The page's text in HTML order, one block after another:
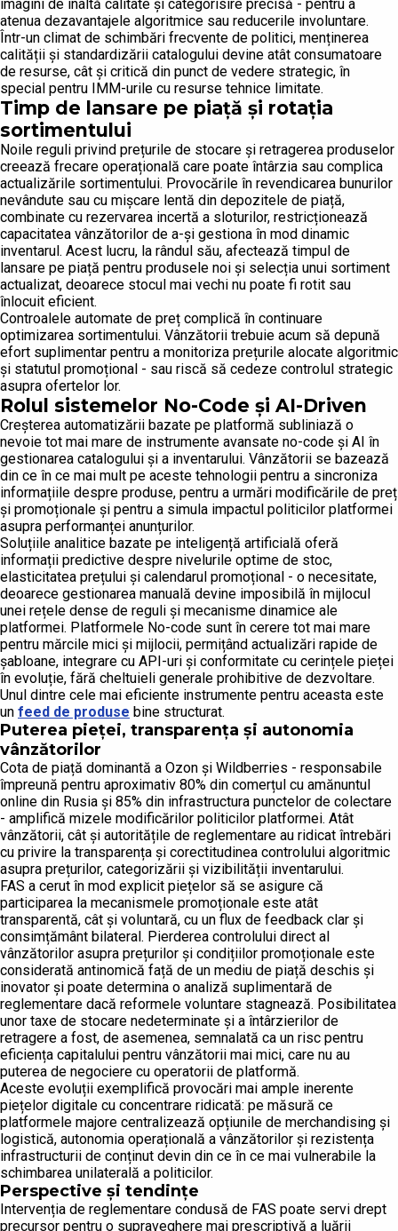
imagini de înaltă calitate și categorisire precisă - pentru a
atenua dezavantajele algoritmice sau reducerile involuntare.
Într-un climat de schimbări frecvente de politici, menținerea
calității și standardizării catalogului devine atât consumatoare
de resurse, cât și critică din punct de vedere strategic, în
special pentru IMM-urile cu resurse tehnice limitate.
Timp de lansare pe piață și rotația
sortimentului
Noile reguli privind prețurile de stocare și retragerea produselor
creează frecare operațională care poate întârzia sau complica
actualizările sortimentului. Provocările în revendicarea bunurilor
nevândute sau cu mișcare lentă din depozitele de piață,
combinate cu rezervarea incertă a sloturilor, restricționează
capacitatea vânzătorilor de a-și gestiona în mod dinamic
inventarul. Acest lucru, la rândul său, afectează timpul de
lansare pe piață pentru produsele noi și selecția unui sortiment
actualizat, deoarece stocul mai vechi nu poate fi rotit sau
înlocuit eficient.
Controalele automate de preț complică în continuare
optimizarea sortimentului. Vânzătorii trebuie acum să depună
efort suplimentar pentru a monitoriza prețurile alocate algoritmic
și statutul promoțional - sau riscă să cedeze controlul strategic
asupra ofertelor lor.
Rolul sistemelor No-Code și AI-Driven
Creșterea automatizării bazate pe platformă subliniază o
nevoie tot mai mare de instrumente avansate no-code și AI în
gestionarea catalogului și a inventarului. Vânzătorii se bazează
din ce în ce mai mult pe aceste tehnologii pentru a sincroniza
informațiile despre produse, pentru a urmări modificările de preț
și promoționale și pentru a simula impactul politicilor platformei
asupra performanței anunțurilor.
Soluțiile analitice bazate pe inteligență artificială oferă
informații predictive despre nivelurile optime de stoc,
elasticitatea prețului și calendarul promoțional - o necesitate,
deoarece gestionarea manuală devine imposibilă în mijlocul
unei rețele dense de reguli și mecanisme dinamice ale
platformei. Platformele No-code sunt în cerere tot mai mare
pentru mărcile mici și mijlocii, permițând actualizări rapide de
șabloane, integrare cu API-uri și conformitate cu cerințele pieței
în evoluție, fără cheltuieli generale prohibitive de dezvoltare.
Unul dintre cele mai eficiente instrumente pentru aceasta este
un feed de produse bine structurat.
Puterea pieței, transparența și autonomia
vânzătorilor
Cota de piață dominantă a Ozon și Wildberries - responsabile
împreună pentru aproximativ 80% din comerțul cu amănuntul
online din Rusia și 85% din infrastructura punctelor de colectare
- amplifică mizele modificărilor politicilor platformei. Atât
vânzătorii, cât și autoritățile de reglementare au ridicat întrebări
cu privire la transparența și corectitudinea controlului algoritmic
asupra prețurilor, categorizării și vizibilității inventarului.
FAS a cerut în mod explicit piețelor să se asigure că
participarea la mecanismele promoționale este atât
transparentă, cât și voluntară, cu un flux de feedback clar și
consimțământ bilateral. Pierderea controlului direct al
vânzătorilor asupra prețurilor și condițiilor promoționale este
considerată antinomică față de un mediu de piață deschis și
inovator și poate determina o analiză suplimentară de
reglementare dacă reformele voluntare stagnează. Posibilitatea
unor taxe de stocare nedeterminate și a întârzierilor de
retragere a fost, de asemenea, semnalată ca un risc pentru
eficiența capitalului pentru vânzătorii mai mici, care nu au
puterea de negociere cu operatorii de platformă.
Aceste evoluții exemplifică provocări mai ample inerente
piețelor digitale cu concentrare ridicată: pe măsură ce
platformele majore centralizează opțiunile de merchandising și
logistică, autonomia operațională a vânzătorilor și rezistența
infrastructurii de conținut devin din ce în ce mai vulnerabile la
schimbarea unilaterală a politicilor.
Perspective și tendințe
Intervenția de reglementare condusă de FAS poate servi drept
precursor pentru o supraveghere mai prescriptivă a luării